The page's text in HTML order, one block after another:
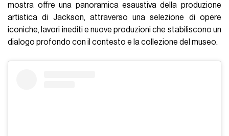
mostra offre una panoramica esaustiva della produzione
artistica di Jackson, attraverso una selezione di opere
iconiche, lavori inediti e nuove produzioni che stabiliscono un
dialogo profondo con il contesto e la collezione del museo.